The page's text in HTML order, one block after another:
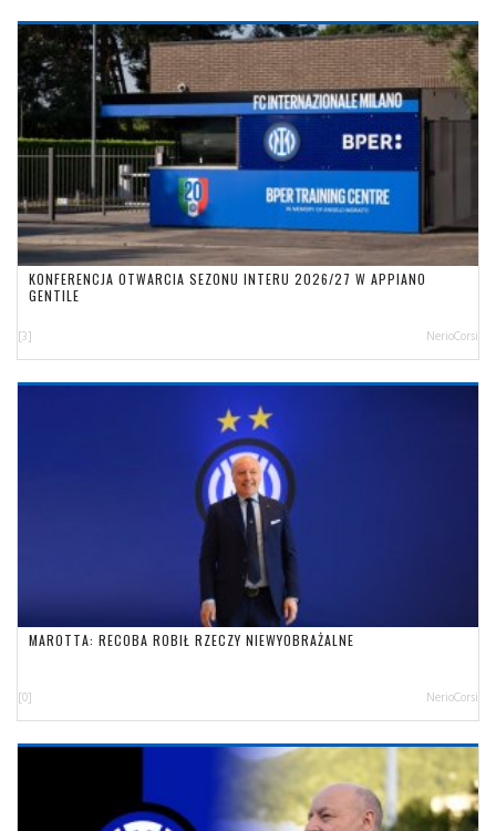
KONFERENCJA OTWARCIA SEZONU INTERU 2026/27 W APPIANO
GENTILE
[3] NerioCorsi
MAROTTA: RECOBA ROBIŁ RZECZY NIEWYOBRAŻALNE
[0] NerioCorsi